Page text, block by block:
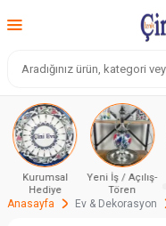
Kurumsal
Hediye
Yeni İş / Açılış-
Tören
Anasayfa Ev & Dekorasyon